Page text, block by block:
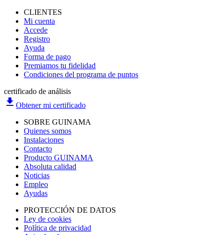
CLIENTES
Mi cuenta
Accede
Registro
Ayuda
Forma de pago
Premiamos tu fidelidad
Condiciones del programa de puntos
certificado de análisis
file_download Obtener mi certificado
SOBRE GUINAMA
Quienes somos
Instalaciones
Contacto
Producto GUINAMA
Absoluta calidad
Noticias
Empleo
Ayudas
PROTECCIÓN DE DATOS
Ley de cookies
Política de privacidad